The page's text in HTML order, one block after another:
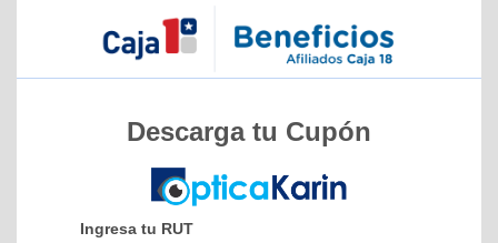
Descarga tu Cupón
Ingresa tu RUT